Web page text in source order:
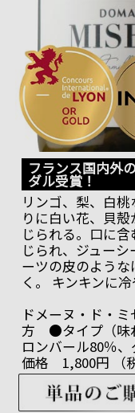
フランス国内外
ダル受賞！
リンゴ、梨、白
りに白い花、貝
じられる。口に
じられ、ジュー
ーツの皮のよう
く。 キンキンに
ドメーヌ・ド・
方 ●タイプ（
ロンバール80％
価格 1,800円 （